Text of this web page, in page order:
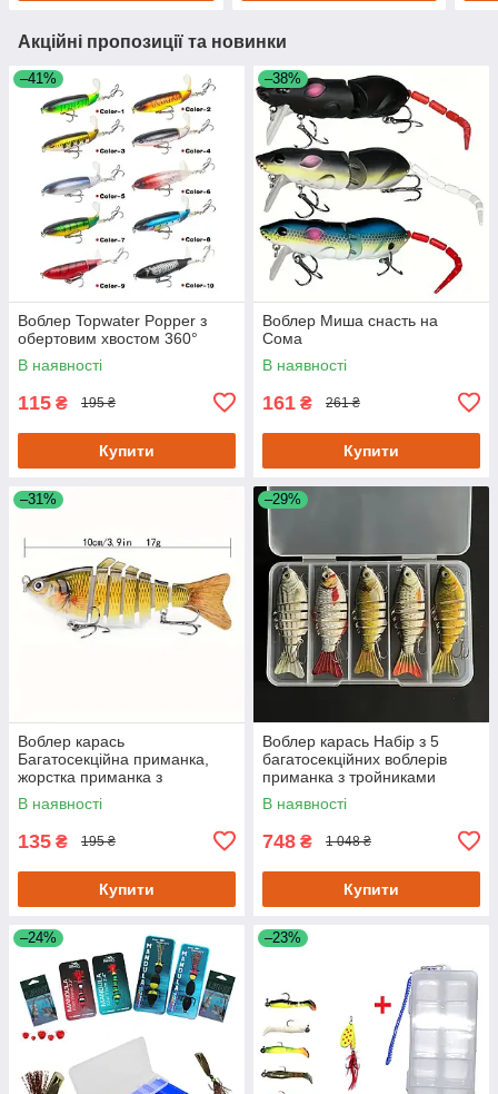
Акційні пропозиції та новинки
–41%
Воблер Topwater Popper з
обертовим хвостом 360°
В наявності
115 ₴ 195 ₴
Купити
–38%
Воблер Миша снасть на
Сома
В наявності
161 ₴ 261 ₴
Купити
–31%
Воблер карась
Багатосекційна приманка,
жорстка приманка з
тройниками
В наявності
135 ₴ 195 ₴
Купити
–29%
Воблер карась Набір з 5
багатосекційних воблерів
приманка з тройниками
В наявності
748 ₴ 1 048 ₴
Купити
–24% –23%